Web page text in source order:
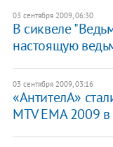
03 сентября 2009, 06:30
В сиквеле
настоящую
03 сентября 2009, 03:16
«АнтителА»
MTV EMA 2009